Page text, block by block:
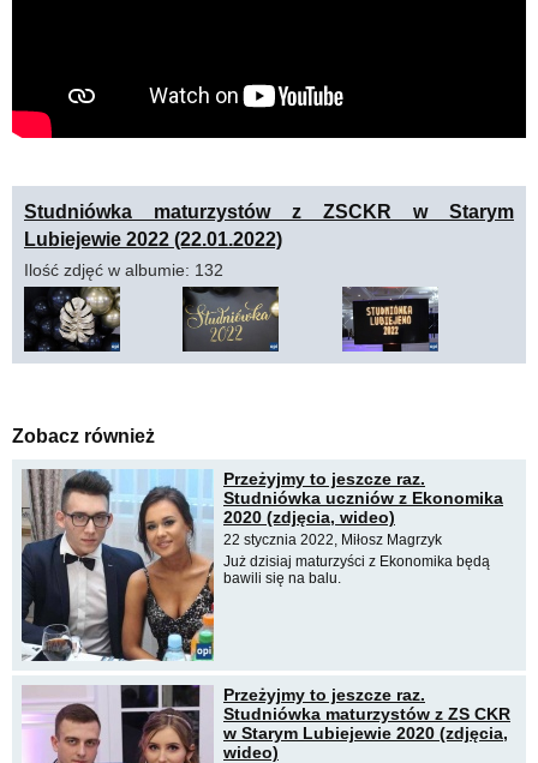
Studniówka maturzystów z ZSCKR w Starym
Lubiejewie 2022 (22.01.2022)
Ilość zdjęć w albumie: 132
Zobacz również
Przeżyjmy to jeszcze raz.
Studniówka uczniów z Ekonomika
2020 (zdjęcia, wideo)
22 stycznia 2022, Miłosz Magrzyk
Już dzisiaj maturzyści z Ekonomika będą
bawili się na balu.
Przeżyjmy to jeszcze raz.
Studniówka maturzystów z ZS CKR
w Starym Lubiejewie 2020 (zdjęcia,
wideo)